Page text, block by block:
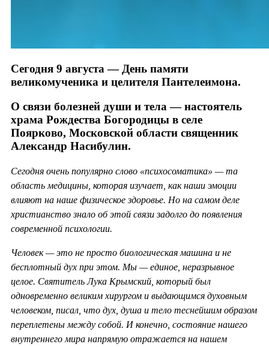
Сегодня 9 августа — День памяти
великомученика и целителя Пантелеимона.
О связи болезней души и тела — настоятель
храма Рождества Богородицы в селе
Поярково, Московской области священник
Александр Насибулин.
Сегодня очень популярно слово «психосоматика» — та
область медицины, которая изучает, как наши эмоции
влияют на наше физическое здоровье. Но на самом деле
христианство знало об этой связи задолго до появления
современной психологии.
Человек — это не просто биологическая машина и не
бесплотный дух при этом. Мы — единое, неразрывное
целое. Святитель Лука Крымский, который был
одновременно великим хирургом и выдающимся духовным
человеком, писал, что дух, душа и тело теснейшим образом
переплетены между собой. И конечно, состояние нашего
внутреннего мира напрямую отражается на нашем